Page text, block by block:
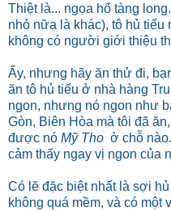
Thiệt là... ngọa hổ tàng
nhỏ nữa là khác), tô hủ
không có người giới thiệu
Ấy, nhưng hãy ăn thử đi,
ăn tô hủ tiếu ở nhà hàng
ngon, nhưng nó ngon như
Gòn, Biên Hòa mà tôi đã
được nó Mỹ Tho ở chỗ
cảm thấy ngay vị ngon của
Có lẽ đặc biệt nhất là sợi
không quá mềm, và có một